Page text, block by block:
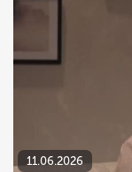
11.06.2026